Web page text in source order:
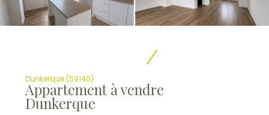
Dunkerque (59140)
Appartement à vendre
Dunkerque